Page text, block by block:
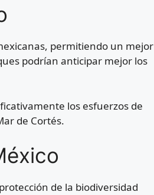
permitiendo un mejor
podrían anticipar mejor los
los esfuerzos de
de Cortés.
de la biodiversidad